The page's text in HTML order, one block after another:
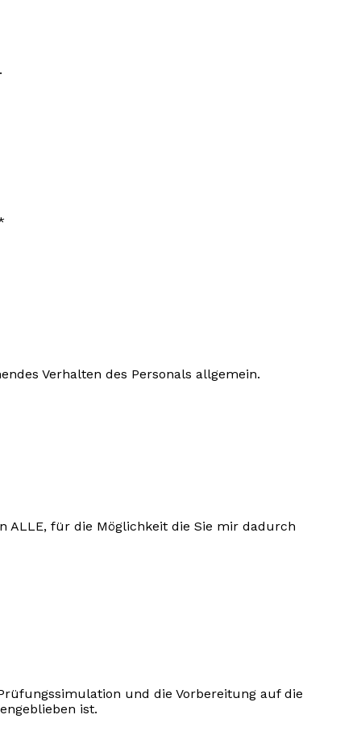
Verhalten des Personals allgemein.
ALLE, für die Möglichkeit die Sie mir dadurch
und die Vorbereitung auf die
ist.